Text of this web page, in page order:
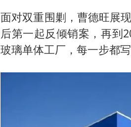
面对双重围剿，曹德旺展
后第一起反倾销案，再到
玻璃单体工厂，每一步都写